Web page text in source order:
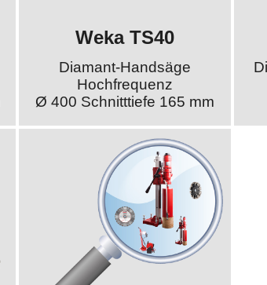
Weka TS40
Diamant-Handsäge
Hochfrequenz
Ø 400 Schnitttiefe 165 mm